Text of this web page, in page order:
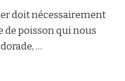
doit nécessairement
de poisson qui nous
…